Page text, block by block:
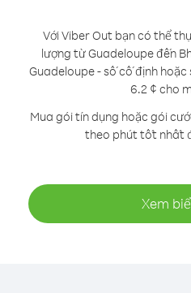
Với Viber Out bạn có thể
lượng từ Guadeloupe đến
Guadeloupe - số cố định
6.2 ¢ cho
Mua gói tín dụng hoặc gói
theo phút tốt nhất
Xem